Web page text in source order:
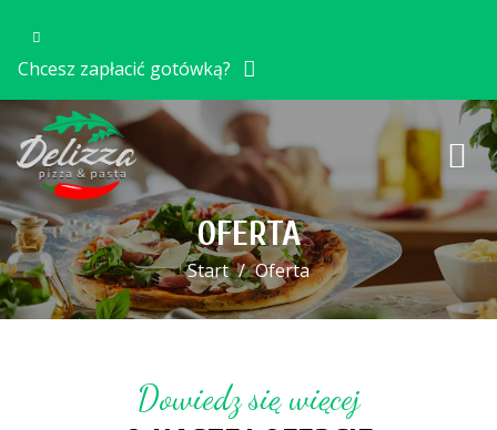
Chcesz zapłacić gotówką?
OFERTA
Start Oferta
Dowiedz się więcej